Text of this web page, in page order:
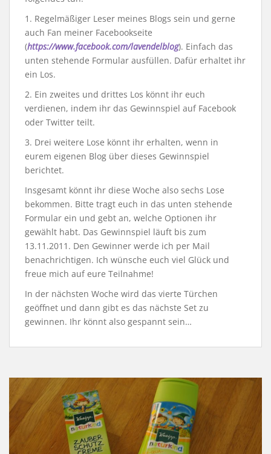
1. Regelmäßiger Leser meines Blogs sein und gerne
auch Fan meiner Facebookseite
(https://www.facebook.com/lavendelblog). Einfach das
unten stehende Formular ausfüllen. Dafür erhaltet ihr
ein Los.
2. Ein zweites und drittes Los könnt ihr euch
verdienen, indem ihr das Gewinnspiel auf Facebook
oder Twitter teilt.
3. Drei weitere Lose könnt ihr erhalten, wenn in
eurem eigenen Blog über dieses Gewinnspiel
berichtet.
Insgesamt könnt ihr diese Woche also sechs Lose
bekommen. Bitte tragt euch in das unten stehende
Formular ein und gebt an, welche Optionen ihr
gewählt habt. Das Gewinnspiel läuft bis zum
13.11.2011. Den Gewinner werde ich per Mail
benachrichtigen. Ich wünsche euch viel Glück und
freue mich auf eure Teilnahme!
In der nächsten Woche wird das vierte Türchen
geöffnet und dann gibt es das nächste Set zu
gewinnen. Ihr könnt also gespannt sein…